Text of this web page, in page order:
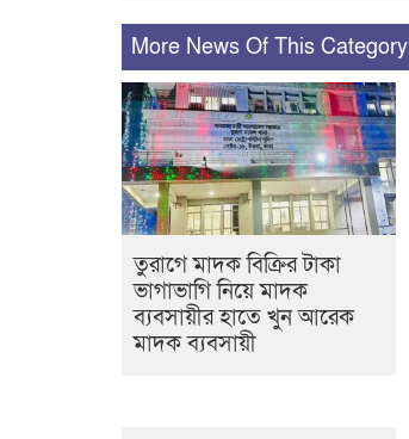
More News Of This Category
তুরাগে মাদক বিক্রির টাকা
ভাগাভাগি নিয়ে মাদক
ব্যবসায়ীর হাতে খুন আরেক
মাদক ব্যবসায়ী